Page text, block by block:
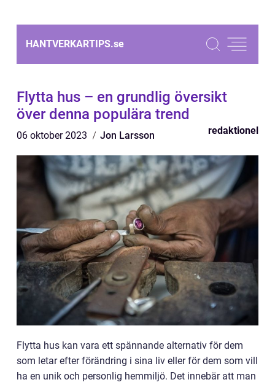
HANTVERKARTIPS.se
Flytta hus – en grundlig översikt
över denna populära trend
06 oktober 2023 Jon Larsson redaktionel
Flytta hus kan vara ett spännande alternativ för dem
som letar efter förändring i sina liv eller för dem som vill
ha en unik och personlig hemmiljö. Det innebär att man